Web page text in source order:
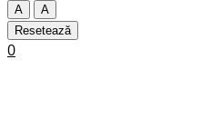
A
A
Resetează
0